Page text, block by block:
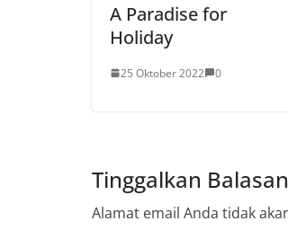
A Paradise for
Holiday
25 Oktober 2022 0
Tinggalkan Balasan
Alamat email Anda tidak